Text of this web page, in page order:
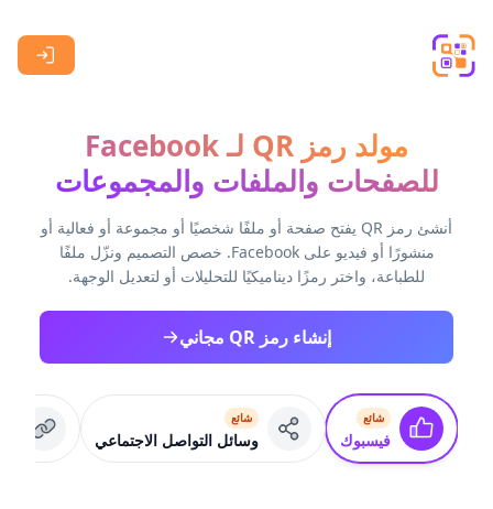
مولد رمز QR لـ Facebook
للصفحات والملفات والمجموعات
أنشئ رمز QR يفتح صفحة أو ملفًا شخصيًا أو مجموعة أو فعالية أو
منشورًا أو فيديو على Facebook. خصص التصميم ونزّل ملفًا
للطباعة، واختر رمزًا ديناميكيًا للتحليلات أو لتعديل الوجهة.
إنشاء رمز QR مجاني
شائع
فيسبوك
شائع
وسائل التواصل الاجتماعي